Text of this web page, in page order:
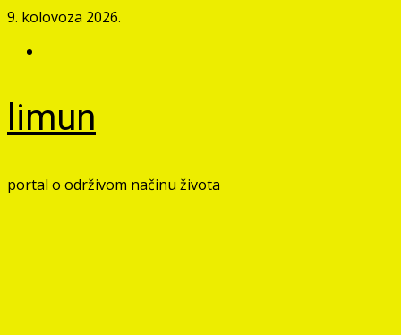
Skip
content
9. kolovoza 2026.
limun
portal o održivom načinu života